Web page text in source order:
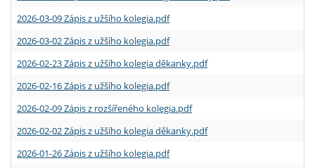
2026-03-09 Zápis z užšího kolegia.pdf
2026-03-02 Zápis z užšího kolegia.pdf
2026-02-23 Zápis z užšího kolegia děkanky.pdf
2026-02-16 Zápis z užšího kolegia.pdf
2026-02-09 Zápis z rozšířeného kolegia.pdf
2026-02-02 Zápis z užšího kolegia děkanky.pdf
2026-01-26 Zápis z užšího kolegia.pdf